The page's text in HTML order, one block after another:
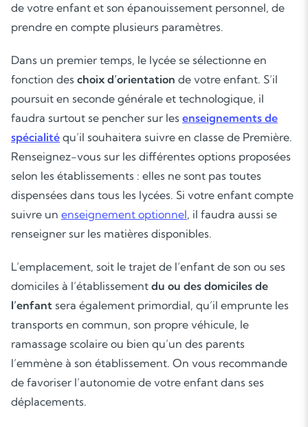
de votre enfant et son épanouissement personnel, de
prendre en compte plusieurs paramètres.
Dans un premier temps, le lycée se sélectionne en
fonction des choix d’orientation de votre enfant. S’il
poursuit en seconde générale et technologique, il
faudra surtout se pencher sur les enseignements de
spécialité qu’il souhaitera suivre en classe de Première.
Renseignez-vous sur les différentes options proposées
selon les établissements : elles ne sont pas toutes
dispensées dans tous les lycées. Si votre enfant compte
suivre un enseignement optionnel, il faudra aussi se
renseigner sur les matières disponibles.
L’emplacement, soit le trajet de l’enfant de son ou ses
domiciles à l’établissement du ou des domiciles de
l’enfant sera également primordial, qu’il emprunte les
transports en commun, son propre véhicule, le
ramassage scolaire ou bien qu’un des parents
l’emmène à son établissement. On vous recommande
de favoriser l’autonomie de votre enfant dans ses
déplacements.
Les deux